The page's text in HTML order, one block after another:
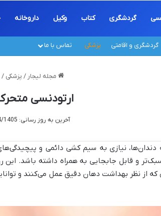
گردشگری کتاب وکیل داروخانه
گردشگری و اقامتی پزشکی تماس با ما
مجله لیجار / پزشکی /
ارتودنسی
آخرین به روز رسانی: 28/04/1405
نیازی به سیم کشی دائمی و
و قابل جابجایی به همراه داشته باشد.
که از نظر بهداشت دهان دقیق عمل می‌کنند و